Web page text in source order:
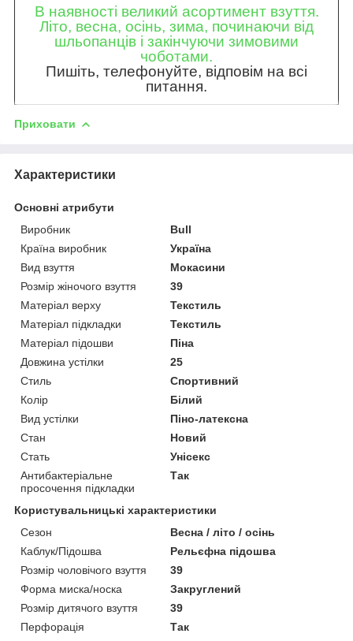
В наявності великий асортимент взуття.
Літо, весна, осінь, зима, починаючи від
шльопанців і закінчуючи зимовими
чоботами.
Пишіть, телефонуйте, відповім на всі
питання.
Приховати
Характеристики
Основні атрибути
Виробник
Bull
Країна виробник
Україна
Вид взуття
Мокасини
Розмір жіночого взуття
39
Матеріал верху
Текстиль
Матеріал підкладки
Текстиль
Матеріал підошви
Піна
Довжина устілки
25
Стиль
Спортивний
Колір
Білий
Вид устілки
Піно-латексна
Стан
Новий
Стать
Унісекс
Антибактеріальне
просочення підкладки
Так
Користувальницькі характеристики
Сезон
Весна / літо / осінь
Каблук/Підошва
Рельєфна підошва
Розмір чоловічого взуття
39
Форма миска/носка
Закруглений
Розмір дитячого взуття
39
Перфорація
Так